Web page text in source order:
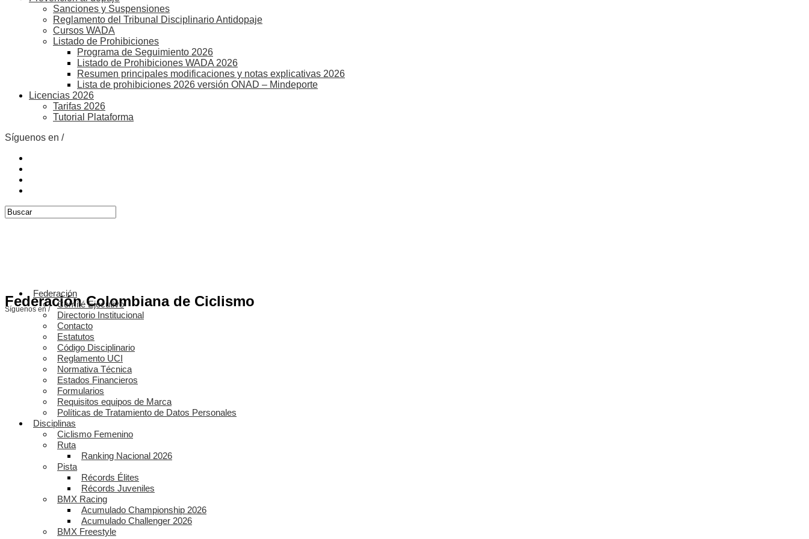
Sanciones y Suspensiones
Reglamento del Tribunal Disciplinario Antidopaje
Cursos WADA
Listado de Prohibiciones
Programa de Seguimiento 2026
Listado de Prohibiciones WADA 2026
Resumen principales modificaciones y notas explicativas 2026
Lista de prohibiciones 2026 versión ONAD – Mindeporte
Licencias 2026
Tarifas 2026
Tutorial Plataforma
Síguenos en /
Federación Colombiana de Ciclismo
Síguenos en /
Federación
Comité Ejecutivo
Directorio Institucional
Contacto
Estatutos
Código Disciplinario
Reglamento UCI
Normativa Técnica
Estados Financieros
Formularios
Requisitos equipos de Marca
Políticas de Tratamiento de Datos Personales
Disciplinas
Ciclismo Femenino
Ruta
Ranking Nacional 2026
Pista
Récords Élites
Récords Juveniles
BMX Racing
Acumulado Championship 2026
Acumulado Challenger 2026
BMX Freestyle